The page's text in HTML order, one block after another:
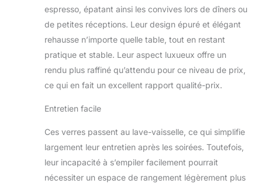
espresso, épatant ainsi les convives lors de dîners ou
de petites réceptions. Leur design épuré et élégant
rehausse n’importe quelle table, tout en restant
pratique et stable. Leur aspect luxueux offre un
rendu plus raffiné qu’attendu pour ce niveau de prix,
ce qui en fait un excellent rapport qualité-prix.
Entretien facile
Ces verres passent au lave-vaisselle, ce qui simplifie
largement leur entretien après les soirées. Toutefois,
leur incapacité à s’empiler facilement pourrait
nécessiter un espace de rangement légèrement plus